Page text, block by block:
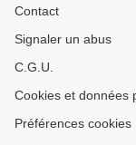
Contact
Signaler un abus
C.G.U.
Cookies et données
Préférences cookies